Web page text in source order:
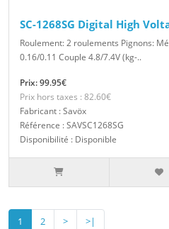
SC-1268SG Digital High
Roulement: 2 roulements Pignons:
0.16/0.11 Couple 4.8/7.4V (kg-..
Prix: 99.95€
Prix hors taxes : 82.60€
Fabricant : Savöx
Référence : SAVSC1268SG
Disponibilité : Disponible
1 2 > >|